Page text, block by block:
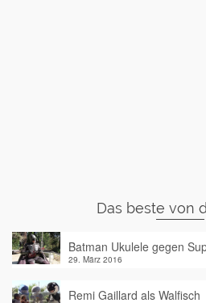
Das beste von
Batman Ukulele gegen
29. März 2016
Remi Gaillard als Walfisch